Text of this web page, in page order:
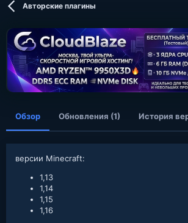
а
о
з
д
а
н
и
я
Авторские плагины
Обзор Обновления (1) История
версии Minecraft:
1,13
1,14
1,15
1,16